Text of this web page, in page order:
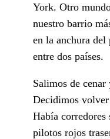
York. Otro
nuestro barrio
en la anchura del
entre dos países.
Salimos de cenar
Decidimos volver
Había
pilotos rojos